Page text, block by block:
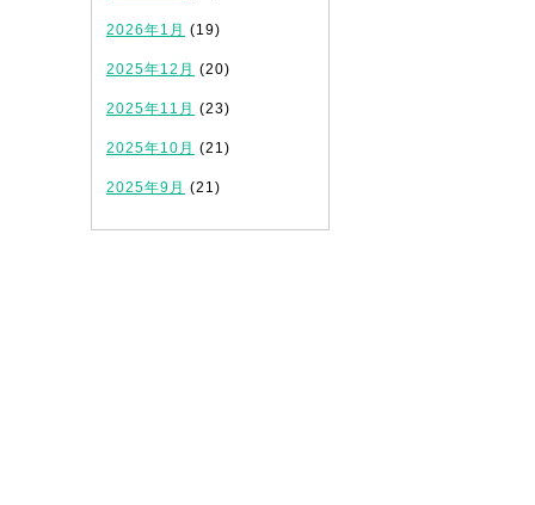
2026年1月 (19)
2025年12月 (20)
2025年11月 (23)
2025年10月 (21)
2025年9月 (21)